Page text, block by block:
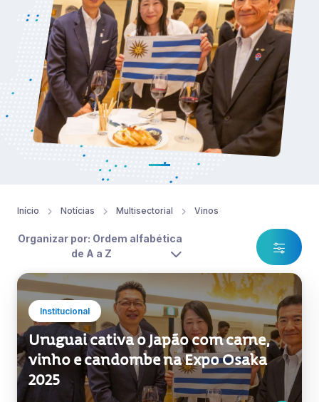
Início Notícias Multisectorial Vinos
Organizar por: Ordem alfabética
de A a Z
Institucional
Uruguai cativa o Japão com carne,
vinho e candombe na Expo Osaka
2025